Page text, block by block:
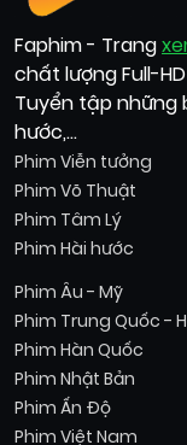
Faphim - Trang
chất lượng Full-
Tuyển tập những
hước,...
Phim Viễn tưởng
Phim Võ Thuật
Phim Tâm Lý
Phim Hài hước
Phim Âu - Mỹ
Phim Trung Quốc -
Phim Hàn Quốc
Phim Nhật Bản
Phim Ấn Độ
Phim Việt Nam